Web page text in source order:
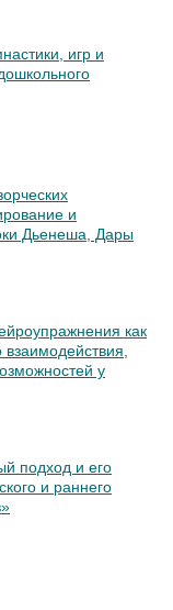
игр и
и
Дьенеша, Дары
как
у
подход и его
и раннего